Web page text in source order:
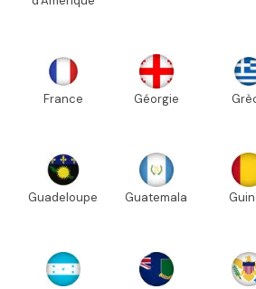
France Géorgie
Guadeloupe Guatemala